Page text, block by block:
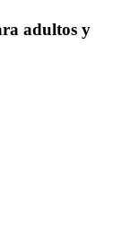
adultos y